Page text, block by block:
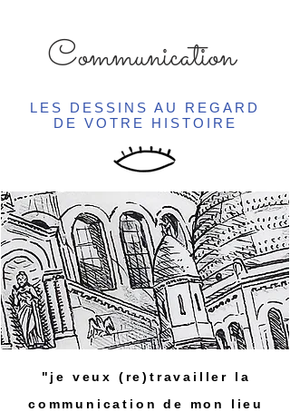
Communication
LES DESSINS AU REGARD
DE VOTRE HISTOIRE
"je veux (re)travailler la
communication de mon lieu